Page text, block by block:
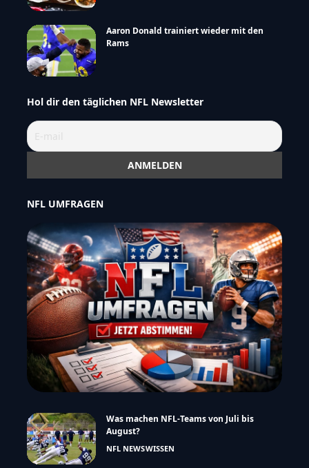
Aaron Donald trainiert wieder mit den
Rams
Hol dir den täglichen NFL Newsletter
NFL UMFRAGEN
Was machen NFL-Teams von Juli bis
August?
NFL NEWSWISSEN